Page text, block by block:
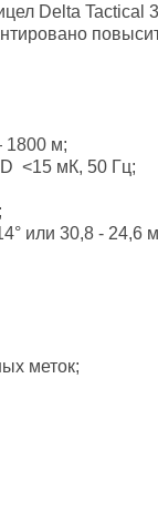
Delta
1800 м;
<15 мК, 50 Гц;
или 30,8 - 24,6
меток;